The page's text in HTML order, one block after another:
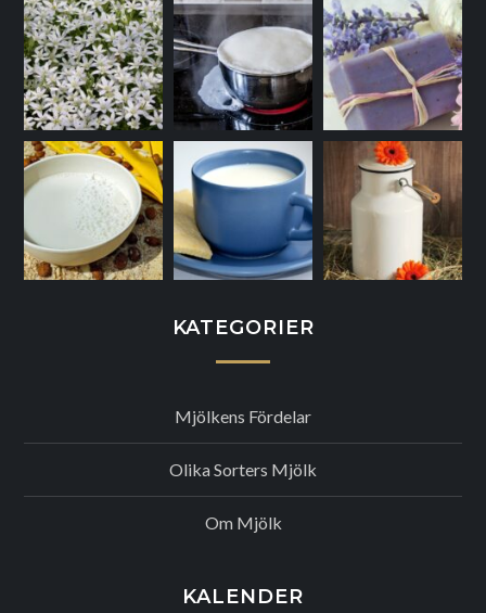
KATEGORIER
Mjölkens Fördelar
Olika Sorters Mjölk
Om Mjölk
KALENDER